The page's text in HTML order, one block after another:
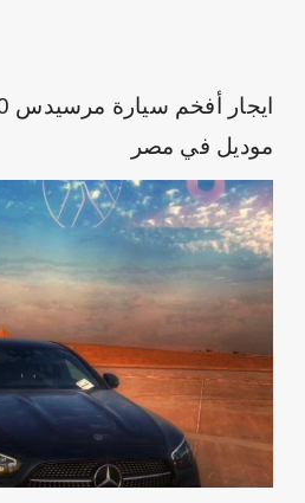
موديل في مصر